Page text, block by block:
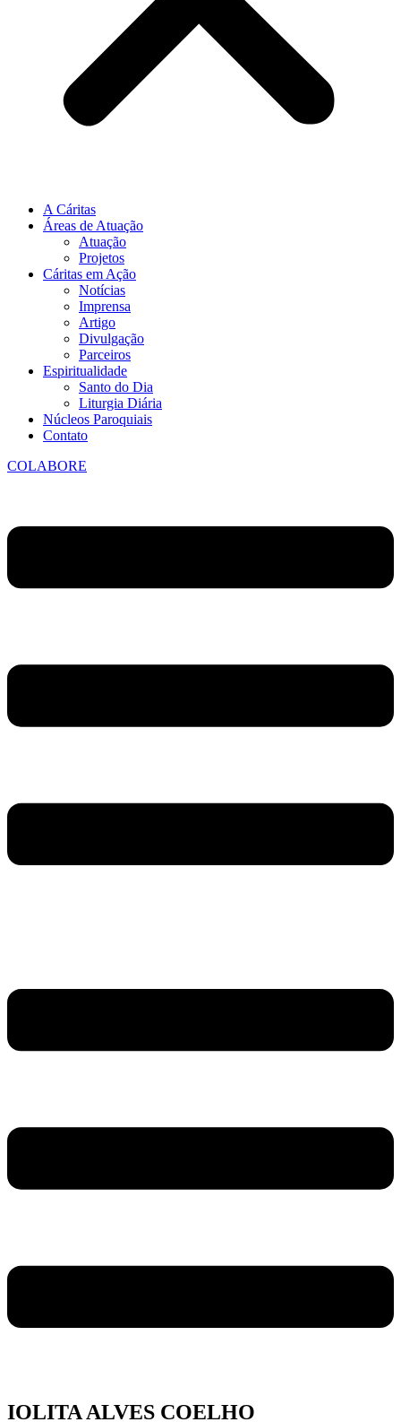
A Cáritas
Áreas de Atuação
Atuação
Projetos
Cáritas em Ação
Notícias
Imprensa
Artigo
Divulgação
Parceiros
Espiritualidade
Santo do Dia
Liturgia Diária
Núcleos Paroquiais
Contato
COLABORE
IOLITA ALVES COELHO